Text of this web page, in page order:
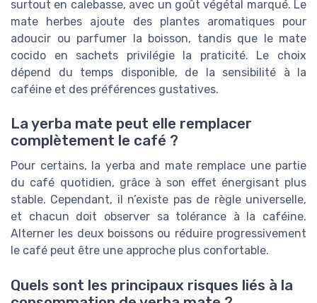
surtout en calebasse, avec un goût végétal marqué. Le
mate herbes ajoute des plantes aromatiques pour
adoucir ou parfumer la boisson, tandis que le mate
cocido en sachets privilégie la praticité. Le choix
dépend du temps disponible, de la sensibilité à la
caféine et des préférences gustatives.
La yerba mate peut elle remplacer
complètement le café ?
Pour certains, la yerba and mate remplace une partie
du café quotidien, grâce à son effet énergisant plus
stable. Cependant, il n’existe pas de règle universelle,
et chacun doit observer sa tolérance à la caféine.
Alterner les deux boissons ou réduire progressivement
le café peut être une approche plus confortable.
Quels sont les principaux risques liés à la